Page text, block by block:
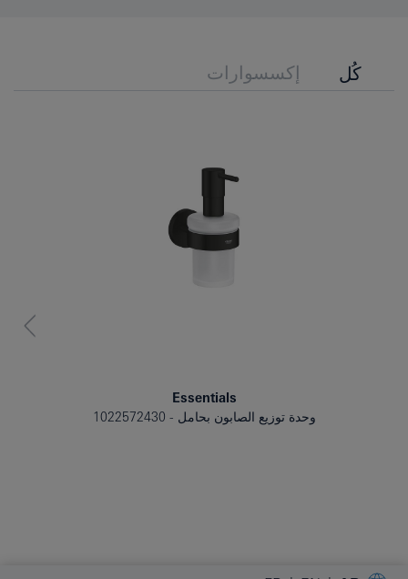
كُل إكسسوارات
Essentials
وحدة توزيع الصابون بحامل
1022572430